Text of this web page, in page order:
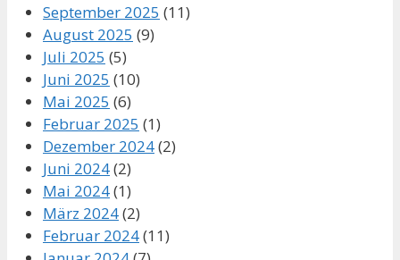
September 2025 (11)
August 2025 (9)
Juli 2025 (5)
Juni 2025 (10)
Mai 2025 (6)
Februar 2025 (1)
Dezember 2024(2)
Juni 2024(2)
Mai 2024(1)
März 2024(2)
Februar 2024(11)